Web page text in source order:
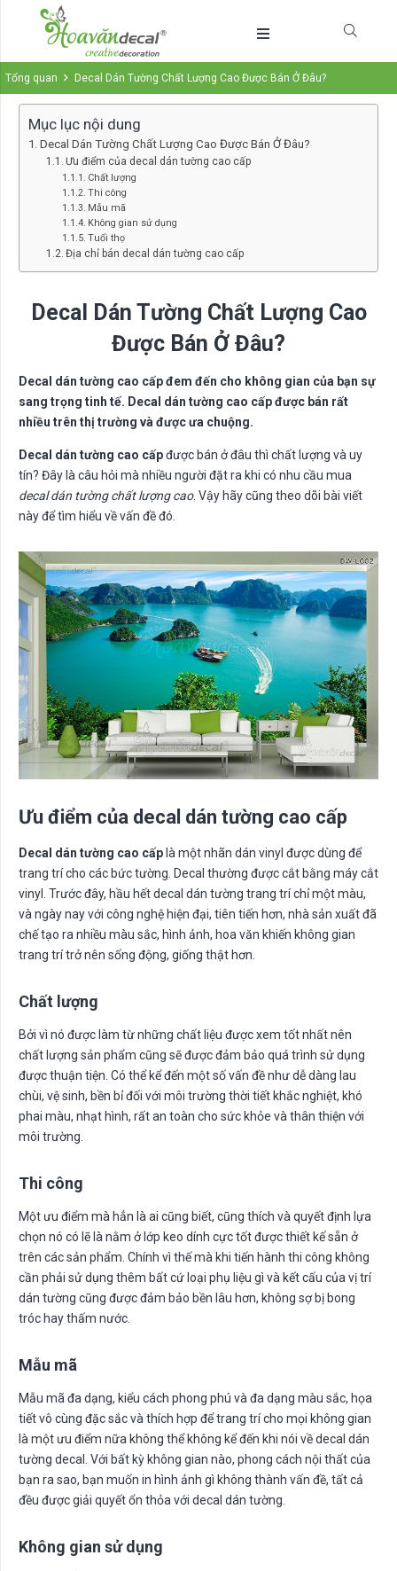
Tổng quan Decal Dán Tường Chất Lượng Cao Được Bán Ở Đâu?
Mục lục nội dung
Decal Dán Tường Chất Lượng Cao Được Bán Ở Đâu?
Ưu điểm của decal dán tường cao cấp
Chất lượng
Thi công
Mẫu mã
Không gian sử dụng
Tuổi thọ
Địa chỉ bán decal dán tường cao cấp
Decal Dán Tường Chất Lượng Cao
Được Bán Ở Đâu?
Decal dán tường cao cấp đem đến cho không gian của bạn sự
sang trọng tinh tế. Decal dán tường cao cấp được bán rất
nhiều trên thị trường và được ưa chuộng.
Decal dán tường cao cấpđược bán ở đâu thì chất lượng và uy
tín? Đây là câu hỏi mà nhiều người đặt ra khi có nhu cầu mua
decal dán tường chất lượng cao. Vậy hãy cũng theo dõi bài viết
này để tìm hiểu về vấn đề đó.
Ưu điểm của decal dán tường cao cấp
Decal dán tường cao cấp là một nhãn dán vinyl được dùng để
trang trí cho các bức tường. Decal thường được cắt bằng máy cắt
vinyl. Trước đây, hầu hết decal dán tường trang trí chỉ một màu,
và ngày nay với công nghệ hiện đại, tiên tiến hơn, nhà sản xuất đã
chế tạo ra nhiều màu sắc, hình ảnh, hoa văn khiến không gian
trang trí trở nên sống động, giống thật hơn.
Chất lượng
Bởi vì nó được làm từ những chất liệu được xem tốt nhất nên
chất lượng sản phẩm cũng sẽ được đảm bảo quá trình sử dụng
được thuận tiện. Có thể kể đến một số vấn đề như dễ dàng lau
chùi, vệ sinh, bền bỉ đối với môi trường thời tiết khắc nghiệt, khó
phai màu, nhạt hình, rất an toàn cho sức khỏe và thân thiện với
môi trường.
Thi công
Một ưu điểm mà hẳn là ai cũng biết, cũng thích và quyết định lựa
chọn nó có lẽ là nằm ở lớp keo dính cực tốt được thiết kế sẵn ở
trên các sản phẩm. Chính vì thế mà khi tiến hành thi công không
cần phải sử dụng thêm bất cứ loại phụ liệu gì và kết cấu của vị trí
dán tường cũng được đảm bảo bền lâu hơn, không sợ bị bong
tróc hay thấm nước.
Mẫu mã
Mẫu mã đa dạng, kiểu cách phong phú và đa dạng màu sắc, họa
tiết vô cùng đặc sắc và thích hợp để trang trí cho mọi không gian
là một ưu điểm nữa không thể không kể đến khi nói về decal dán
tường decal. Với bất kỳ không gian nào, phong cách nội thất của
bạn ra sao, bạn muốn in hình ảnh gì không thành vấn đề, tất cả
đều được giải quyết ổn thỏa với decal dán tường.
Không gian sử dụng